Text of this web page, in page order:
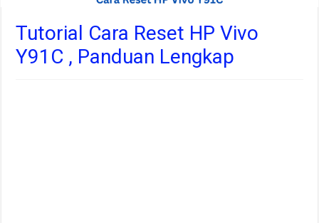
Tutorial Cara Reset HP Vivo
Y91C , Panduan Lengkap